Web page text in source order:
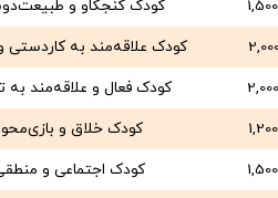
کودک کنجکاو و
کودک علاقه‌مند به
کودک فعال و علاقه‌مند به
کودک خلاق و
کودک اجتماعی و